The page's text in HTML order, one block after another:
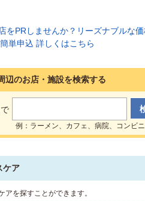
辺のお店・施設を検索する
例：ラーメン、カフェ、病院、コンビニ
ケア
を探すことができます。